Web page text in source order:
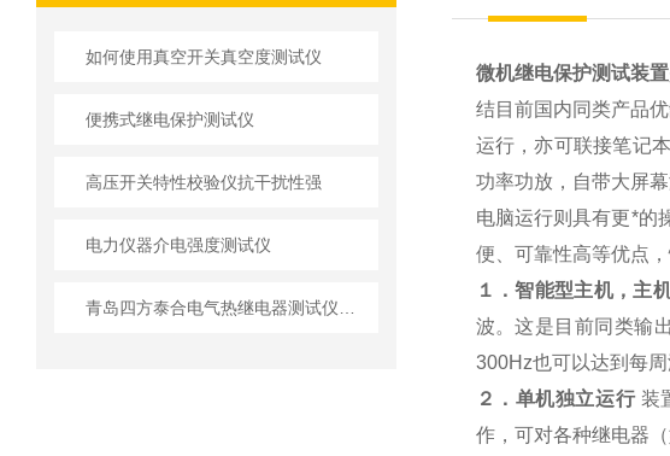
如何使用真空开关真空度测试仪
便携式继电保护测试仪
高压开关特性校验仪抗干扰性强
电力仪器介电强度测试仪
微机继电保护测试装置
结目前国内同类产品
运行，亦可联接笔记
功率功放，自带大屏
电脑运行则具有更*的
便、可靠性高等优点
１．智能型主机，主
波。这是目前同类输
300Hz也可以达到每周
２．单机独立运行装
作，可对各种继电器